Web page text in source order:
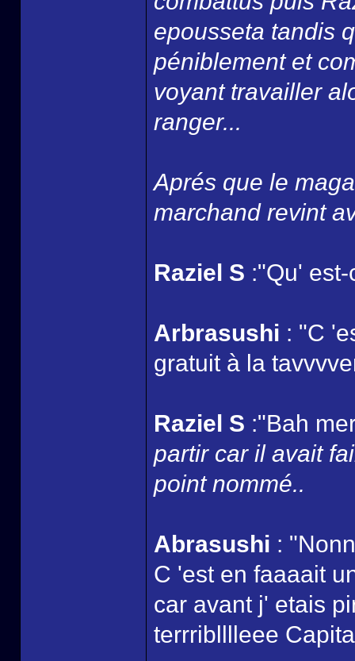
epousseta tandis
péniblement et
voyant travailler
ranger...
Aprés que le
marchand revint
Raziel S :"Qu'
Arbrasushi : "C
gratuit à la
Raziel S :"Bah
partir car il avait
point nommé..
Abrasushi :
C 'est en faaaait
car avant j' etais
terrriblllleee